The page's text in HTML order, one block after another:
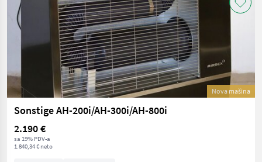
Nova mašina
Sonstige AH-200i/AH-300i/AH-800i
2.190 €
sa 19% PDV-a
1.840,34 € neto